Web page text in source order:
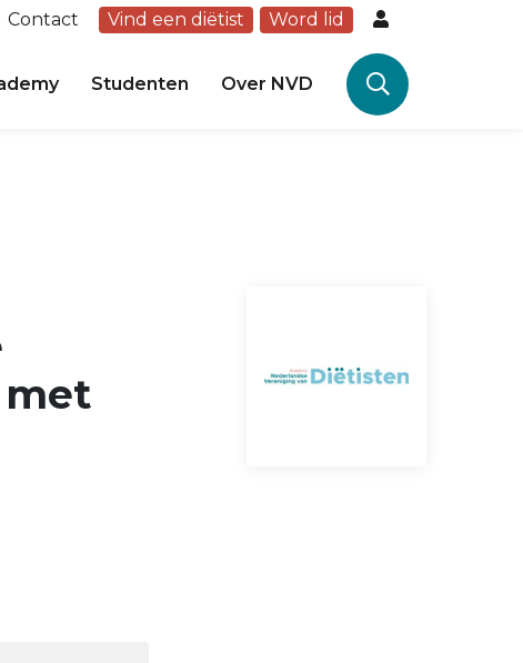
Contact Vind een diëtist Word lid
Studenten Over NVD
met